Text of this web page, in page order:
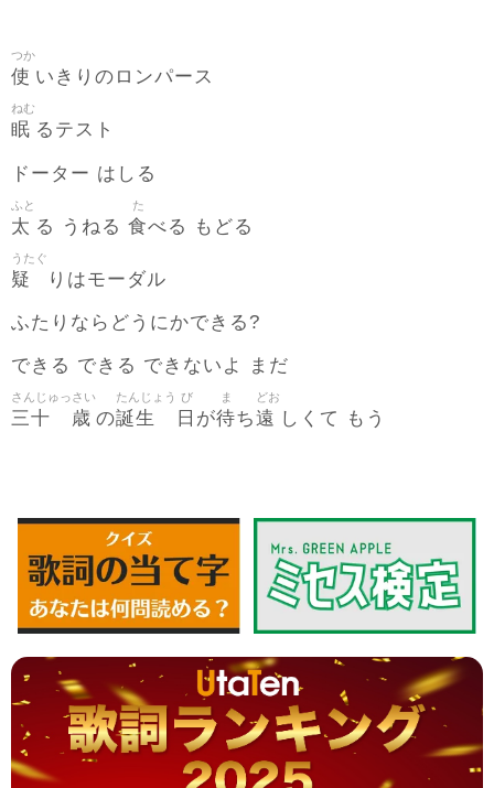
使
つか
いきりのロンパース
眠
ねむ
るテスト
ドーター はしる
太
ふと
る うねる 食
た
べる もどる
疑
うたぐ
りはモーダル
ふたりならどうにかできる?
できる できる できないよ まだ
三十
さんじゅっ
歳
さい
の誕生
たんじょう
日
び
が待
ま
ち遠
どお
しくて もう